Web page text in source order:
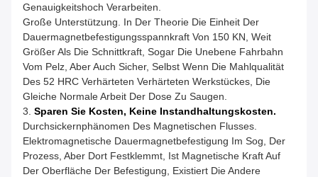
Genauigkeitshoch Verarbeiten.
Große Unterstützung. In Der Theorie Die Einheit Der
Dauermagnetbefestigungsspannkraft Von 150 KN, Weit
Größer Als Die Schnittkraft, Sogar Die Unebene Fahrbahn
Vom Pelz, Aber Auch Sicher, Selbst Wenn Die Mahlqualität
Des 52 HRC Verhärteten Verhärteten Werkstückes, Die
Gleiche Normale Arbeit Der Dose Zu Saugen.
3. Sparen Sie Kosten, Keine Instandhaltungskosten.
Durchsickernphänomen Des Magnetischen Flusses.
Elektromagnetische Dauermagnetbefestigung Im Sog, Der
Prozess, Aber Dort Festklemmt, Ist Magnetische Kraft Auf
Der Oberfläche Der Befestigung, Existiert Die Andere